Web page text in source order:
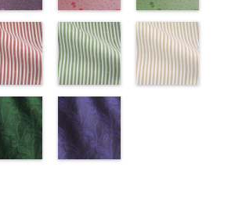
100％
FairyRose
6000
DOLCELABY、
6000
uploads/2013/05/ak201-
53 ピ
花柄ド
キュプ
％
content/uploads/2013/04/ak201-
AK201-52 グ
レー 花柄ド
ット キュプ
ラ100％
FairyRose
6000
http://
50.jpg
AK201-50 ネ
イビー 花柄
ドット キュ
www.anys.co.jp/wp-
33 パ
花柄
キュ
ッド(AK201-
29/LT)
http://www.anys.co.jp/wp-
content/uploads/2013/04/ak201-
AK201-29 レ
ッド 花柄ド
ット キュプ
ラ100％
リーン
(AK201-
27/LT)
http://
プレッド
www.anys.co.jp/wp-
ライプグリー
ン(AKL5300-
3/LT)
http://www.anys.co.jp/wp-